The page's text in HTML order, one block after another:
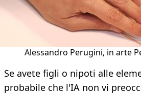
Alessandro Perugini, in arte
Se avete figli o nipoti alle
probabile che l'IA non vi